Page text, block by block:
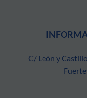
C/ León y